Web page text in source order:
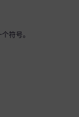
符号。